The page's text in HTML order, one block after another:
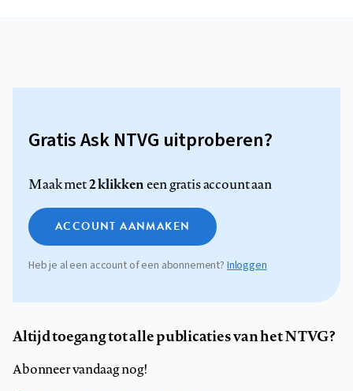
Gratis Ask NTVG uitproberen?
Maak met2 klikkeneen gratis account aan
ACCOUNT AANMAKEN
Heb je al een account of een abonnement?Inloggen
Altijd toegang tot alle publicaties van het NTVG?
Abonneer vandaag nog!